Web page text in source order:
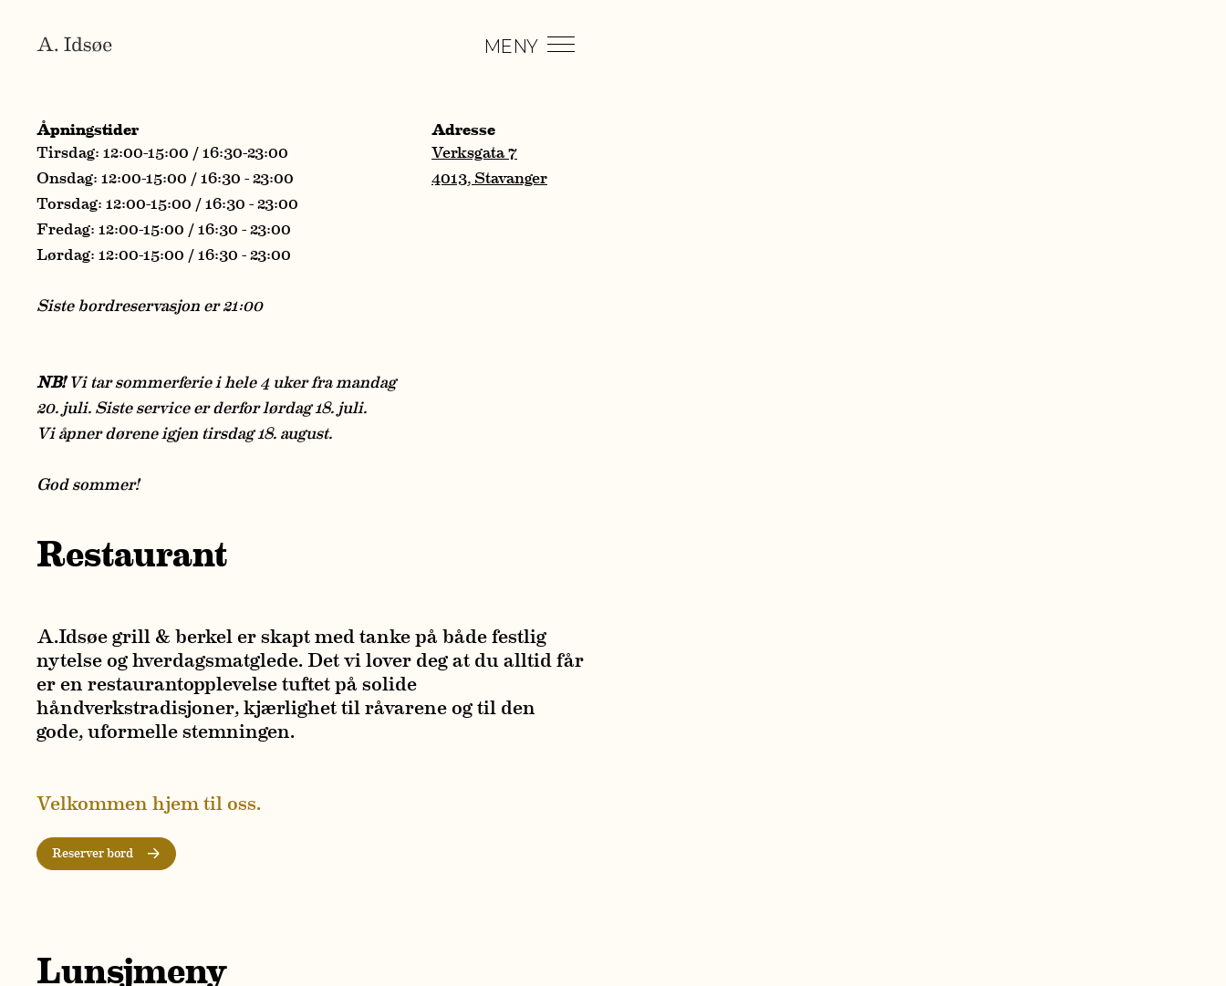
MENY
Åpningstider
Tirsdag: 12:00-15:00 / 16:30-23:00
Onsdag: 12:00-15:00 / 16:30 - 23:00
Torsdag: 12:00-15:00 / 16:30 - 23:00
Fredag: 12:00-15:00 / 16:30 - 23:00
Lørdag: 12:00-15:00 / 16:30 - 23:00
Siste bordreservasjon er 21:00
NB!Vi tar sommerferie i hele 4 uker fra mandag
20. juli. Siste service er derfor lørdag 18. juli.
Vi åpner dørene igjen tirsdag 18. august.
God sommer!
Adresse
Verksgata 7
4013, Stavanger
Restaurant
A.Idsøe grill & berkel er skapt med tanke på både festlig
nytelse og hverdagsmatglede. Det vi lover deg at du alltid får
er en restaurantopplevelse tuftet på solide
håndverkstradisjoner, kjærlighet til råvarene og til den
gode, uformelle stemningen.
Velkommen hjem til oss.
Reserver bord
Lunsjmeny